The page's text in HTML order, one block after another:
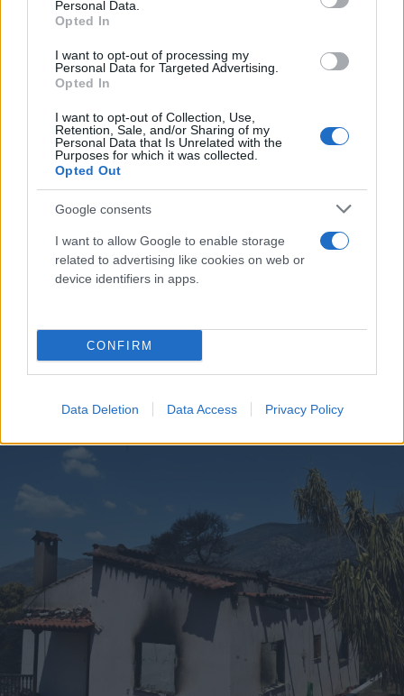
Personal Data.
Opted In
I want to opt-out of processing my
Personal Data for Targeted Advertising.
Opted In
I want to opt-out of Collection, Use,
Retention, Sale, and/or Sharing of my
Personal Data that Is Unrelated with the
Purposes for which it was collected.
Opted Out
Google consents
I want to allow Google to enable storage
related to advertising like cookies on web or
device identifiers in apps.
CONFIRM
Data Deletion Data Access Privacy Policy
FLASH FOCUS